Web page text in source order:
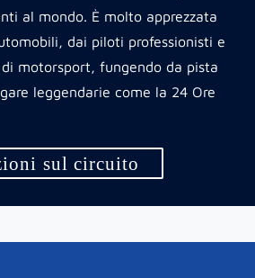
al mondo. È molto apprezzata
dai piloti professionisti e
motorsport, fungendo da pista
leggendarie come la 24 Ore
sul circuito